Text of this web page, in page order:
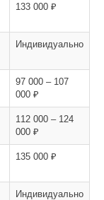
133 000 ₽
Индивидуально
97 000 – 107
000 ₽
112 000 – 124
000 ₽
135 000 ₽
Индивидуально